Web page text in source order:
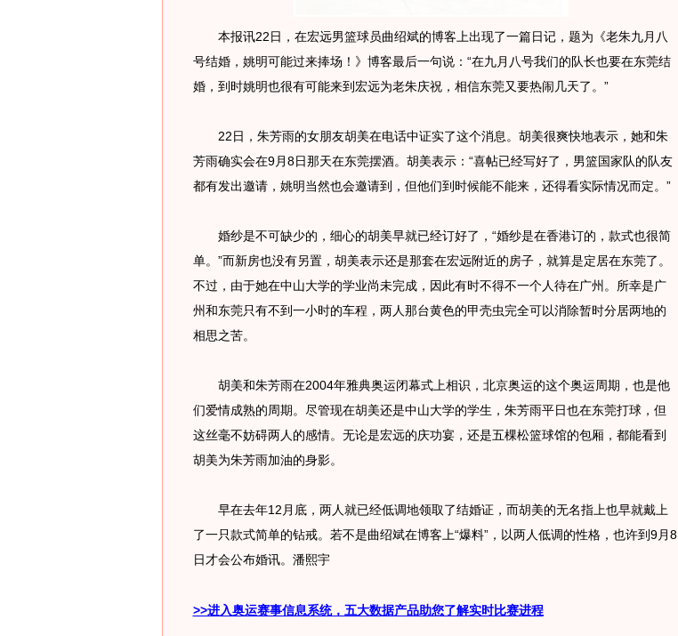
本报讯22日，在宏远男篮球员曲绍斌的博客上出现了一篇日记，题为《老朱九月八
号结婚，姚明可能过来捧场！》博客最后一句说：“在九月八号我们的队长也要在东莞结
婚，到时姚明也很有可能来到宏远为老朱庆祝，相信东莞又要热闹几天了。”
22日，朱芳雨的女朋友胡美在电话中证实了这个消息。胡美很爽快地表示，她和朱
芳雨确实会在9月8日那天在东莞摆酒。胡美表示：“喜帖已经写好了，男篮国家队的队友
都有发出邀请，姚明当然也会邀请到，但他们到时候能不能来，还得看实际情况而定。 ”
婚纱是不可缺少的，细心的胡美早就已经订好了，“婚纱是在香港订的，款式也很简
单。”而新房也没有另置，胡美表示还是那套在宏远附近的房子，就算是定居在东莞了。
不过，由于她在中山大学的学业尚未完成，因此有时不得不一个人待在广州。所幸是广
州和东莞只有不到一小时的车程，两人那台黄色的甲壳虫完全可以消除暂时分居两地的
相思之苦。
胡美和朱芳雨在2004年雅典奥运闭幕式上相识，北京奥运的这个奥运周期，也是他
们爱情成熟的周期。尽管现在胡美还是中山大学的学生，朱芳雨平日也在东莞打球，但
这丝毫不妨碍两人的感情。无论是宏远的庆功宴，还是五棵松篮球馆的包厢，都能看到
胡美为朱芳雨加油的身影。
早在去年12月底，两人就已经低调地领取了结婚证，而胡美的无名指上也早就戴上
了一只款式简单的钻戒。若不是曲绍斌在博客上“爆料”，以两人低调的性格，也许到9月8
日才会公布婚讯。潘熙宇
>>进入奥运赛事信息系统，五大数据产品助您了解实时比赛进程